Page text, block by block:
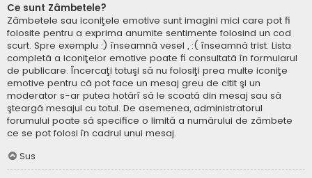
Ce sunt Zâmbetele?
Zâmbetele sau iconiţele emotive sunt imagini mici care pot fi
folosite pentru a exprima anumite sentimente folosind un cod
scurt. Spre exemplu :) înseamnă vesel , :( înseamnă trist. Lista
completă a iconiţelor emotive poate fi consultată în formularul
de publicare. Încercaţi totuşi să nu folosiţi prea multe iconiţe
emotive pentru că pot face un mesaj greu de citit şi un
moderator s-ar putea hotărî să le scoată din mesaj sau să
şteargă mesajul cu totul. De asemenea, administratorul
forumului poate să specifice o limită a numărului de zâmbete
ce se pot folosi în cadrul unui mesaj.
Sus